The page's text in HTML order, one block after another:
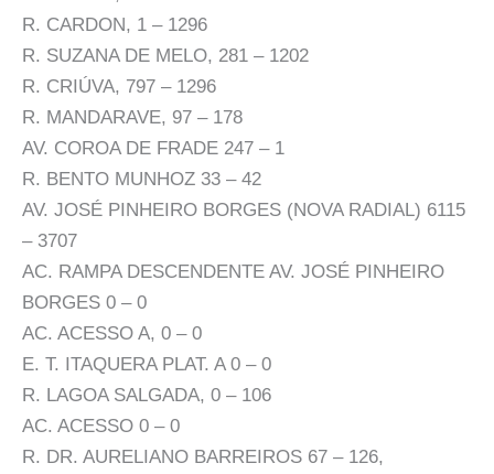
R. CARDON, 1 – 1296
R. SUZANA DE MELO, 281 – 1202
R. CRIÚVA, 797 – 1296
R. MANDARAVE, 97 – 178
AV. COROA DE FRADE 247 – 1
R. BENTO MUNHOZ 33 – 42
AV. JOSÉ PINHEIRO BORGES (NOVA RADIAL) 6115
– 3707
AC. RAMPA DESCENDENTE AV. JOSÉ PINHEIRO
BORGES 0 – 0
AC. ACESSO A, 0 – 0
E. T. ITAQUERA PLAT. A 0 – 0
R. LAGOA SALGADA, 0 – 106
AC. ACESSO 0 – 0
R. DR. AURELIANO BARREIROS 67 – 126,